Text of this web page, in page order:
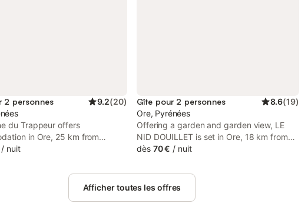
2 personnes 9.2(20)
du Trappeur offers
in Ore, 25 km from
Course and 41 km from
de Peyresourde, the property
a garden and free private
/ nuit
Gîte pour 2 personnes 8.6(19)
Ore, Pyrénées
Offering a garden and garden view, LE
NID DOUILLET is set in Ore, 18 km from
Comminges Golf Course and 25 km from
access to a balcony, free private parking
and free WiFi.
dès 70 € / nuit
Afficher toutes les offres